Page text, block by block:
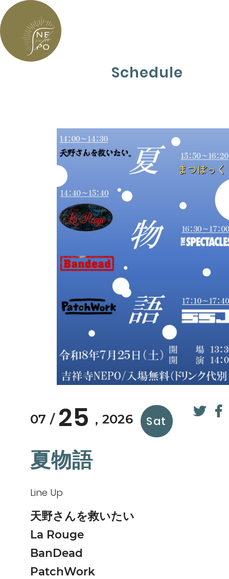
Schedule
07 25 2026 Sat
夏物語
Line Up
天野さんを救いたい
La Rouge
BanDead
PatchWork